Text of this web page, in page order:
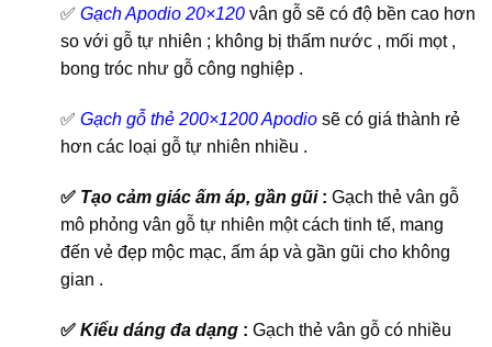
✅ Gạch Apodio 20×120 vân gỗ sẽ có độ bền cao hơn
so với gỗ tự nhiên ; không bị thấm nước , mối mọt ,
bong tróc như gỗ công nghiệp .
✅ Gạch gỗ thẻ 200×1200 Apodio sẽ có giá thành rẻ
hơn các loại gỗ tự nhiên nhiều .
✅ Tạo cảm giác ấm áp, gần gũi: Gạch thẻ vân gỗ
mô phỏng vân gỗ tự nhiên một cách tinh tế, mang
đến vẻ đẹp mộc mạc, ấm áp và gần gũi cho không
gian .
✅ Kiểu dáng đa dạng : Gạch thẻ vân gỗ có nhiều